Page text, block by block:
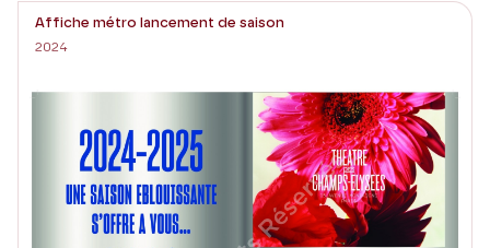
Affiche métro lancement de saison
2024